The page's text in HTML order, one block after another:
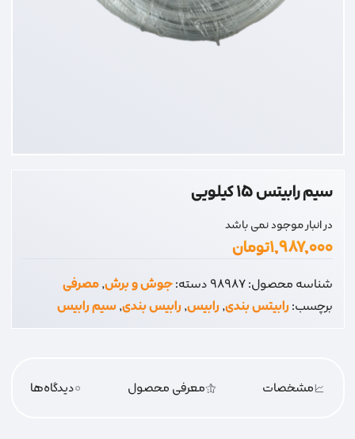
سیم رابیتس 15 کیلویی
در انبار موجود نمی باشد
۱,۹۸۷,۰۰۰تومان
شناسه محصول:98987دسته:جوش و برش,مصرفی
برچسب:رابیتس بندی,رابیس,رابیس بندی,سیم رابیس
مشخصات معرفی محصول 0دیدگاه‌‌ها